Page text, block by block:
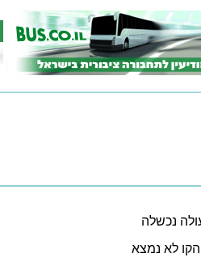
נכשלה
הקו לא נמצא